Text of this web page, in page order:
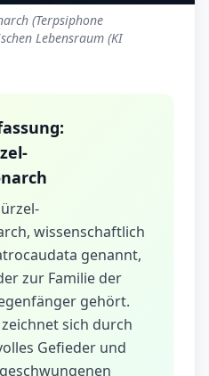
(Terpsiphone
Lebensraum (KI
wissenschaftlich
genannt,
zur Familie der
gehört.
zeichnet sich durch
Gefieder und